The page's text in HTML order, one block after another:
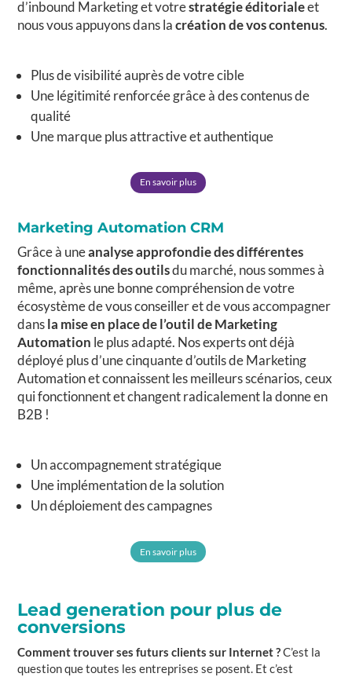
d’inbound Marketing et votrestratégie éditorialeet
nous vous appuyons dans lacréation de vos contenus.
Plus de visibilité auprès de votre cible
Une légitimité renforcée grâce à des contenus de
qualité
Une marque plus attractive et authentique
En savoir plus
Marketing Automation CRM
Grâce à uneanalyse approfondie des différentes
fonctionnalités des outilsdu marché, nous sommes à
même, après une bonne compréhension de votre
écosystème de vous conseiller et de vous accompagner
dansla mise en place de l’outil de Marketing
Automation le plus adapté. Nos experts ont déjà
déployé plus d’une cinquante d’outils de Marketing
Automation et connaissent les meilleurs scénarios, ceux
qui fonctionnent et changent radicalement la donne en
B2B !
Un accompagnement stratégique
Une implémentation de la solution
Un déploiement des campagnes
En savoir plus
Lead generation pour plus de
conversions
Comment trouver ses futurs clients sur Internet ?C’est la
question que toutes les entreprises se posent. Et c’est